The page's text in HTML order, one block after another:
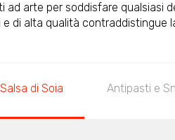
ad arte per soddisfare qualsiasi
di alta qualità contraddistingue
di Soia Antipasti e